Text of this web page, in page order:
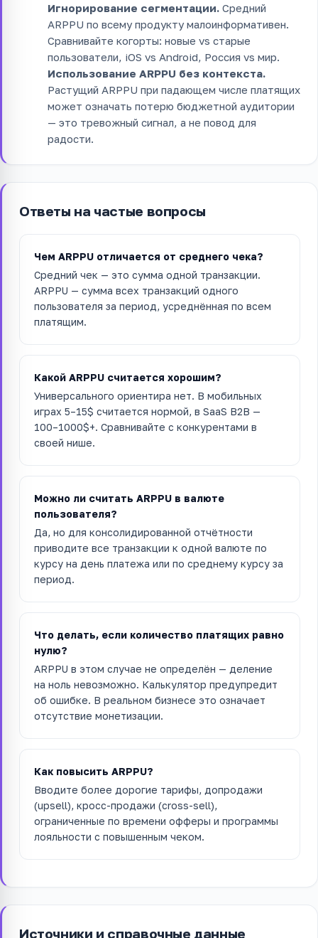
Игнорирование сегментации. Средний
ARPPU по всему продукту малоинформативен.
Сравнивайте когорты: новые vs старые
пользователи, iOS vs Android, Россия vs мир.
Использование ARPPU без контекста.
Растущий ARPPU при падающем числе платящих
может означать потерю бюджетной аудитории
— это тревожный сигнал, а не повод для
радости.
Ответы на частые вопросы
Чем ARPPU отличается от среднего чека?
Средний чек — это сумма одной транзакции.
ARPPU — сумма всех транзакций одного
пользователя за период, усреднённая по всем
платящим.
Какой ARPPU считается хорошим?
Универсального ориентира нет. В мобильных
играх 5–15$ считается нормой, в SaaS B2B —
100–1000$+. Сравнивайте с конкурентами в
своей нише.
Можно ли считать ARPPU в валюте
пользователя?
Да, но для консолидированной отчётности
приводите все транзакции к одной валюте по
курсу на день платежа или по среднему курсу за
период.
Что делать, если количество платящих равно
нулю?
ARPPU в этом случае не определён — деление
на ноль невозможно. Калькулятор предупредит
об ошибке. В реальном бизнесе это означает
отсутствие монетизации.
Как повысить ARPPU?
Вводите более дорогие тарифы, допродажи
(upsell), кросс-продажи (cross-sell),
ограниченные по времени офферы и программы
лояльности с повышенным чеком.
Источники и справочные данные